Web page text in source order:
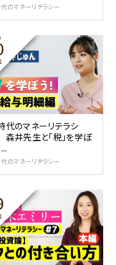
のマネーリテラシー
代のマネーリテラシ
井先生と「税」を学ぼ
のマネーリテラシー